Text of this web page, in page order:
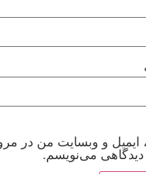
ایمیل و وبسایت من در
دیدگاهی می‌نویسم.